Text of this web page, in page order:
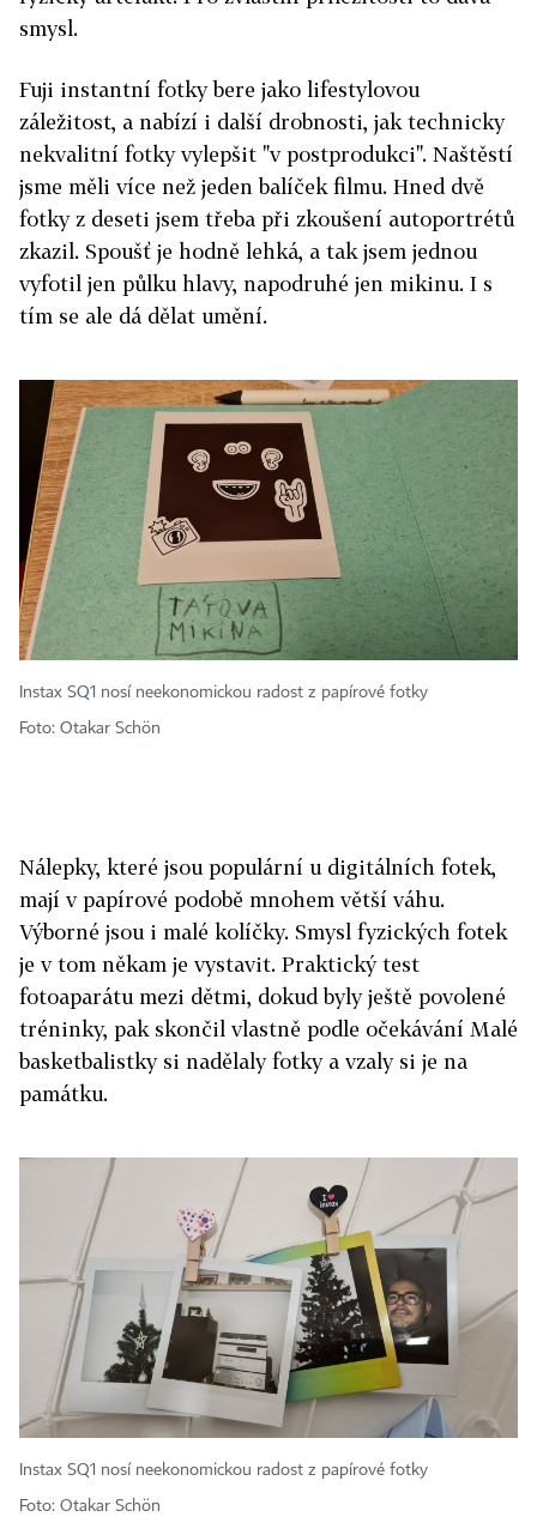
smysl.
Fuji instantní fotky bere jako lifestylovou
záležitost, a nabízí i další drobnosti, jak technicky
nekvalitní fotky vylepšit "v postprodukci". Naštěstí
jsme měli více než jeden balíček filmu. Hned dvě
fotky z deseti jsem třeba při zkoušení autoportrétů
zkazil. Spoušť je hodně lehká, a tak jsem jednou
vyfotil jen půlku hlavy, napodruhé jen mikinu. I s
tím se ale dá dělat umění.
Instax SQ1 nosí neekonomickou radost z papírové fotky
Foto: Otakar Schön
Nálepky, které jsou populární u digitálních fotek,
mají v papírové podobě mnohem větší váhu.
Výborné jsou i malé kolíčky. Smysl fyzických fotek
je v tom někam je vystavit. Praktický test
fotoaparátu mezi dětmi, dokud byly ještě povolené
tréninky, pak skončil vlastně podle očekávání Malé
basketbalistky si nadělaly fotky a vzaly si je na
památku.
Instax SQ1 nosí neekonomickou radost z papírové fotky
Foto: Otakar Schön